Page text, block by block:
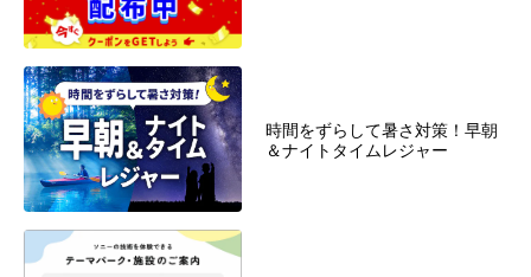
時間をずらして暑さ対策！早朝
＆ナイトタイムレジャー